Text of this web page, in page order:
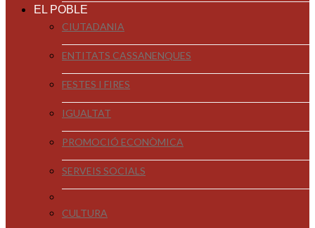
EL POBLE
CIUTADANIA
ENTITATS CASSANENQUES
FESTES I FIRES
IGUALTAT
PROMOCIÓ ECONÒMICA
SERVEIS SOCIALS
CULTURA